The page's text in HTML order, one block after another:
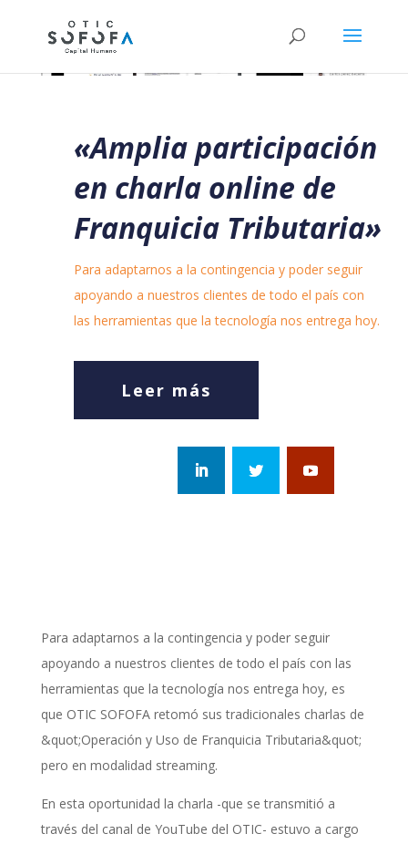
«Amplia participación
en charla online de
Franquicia Tributaria»
Para adaptarnos a la contingencia y poder seguir
apoyando a nuestros clientes de todo el país con
las herramientas que la tecnología nos entrega hoy.
Leer más
Para adaptarnos a la contingencia y poder seguir
apoyando a nuestros clientes de todo el país con las
herramientas que la tecnología nos entrega hoy, es
que OTIC SOFOFA retomó sus tradicionales charlas de
&quot;Operación y Uso de Franquicia Tributaria&quot;
pero en modalidad streaming.
En esta oportunidad la charla -que se transmitió a
través del canal de YouTube del OTIC- estuvo a cargo